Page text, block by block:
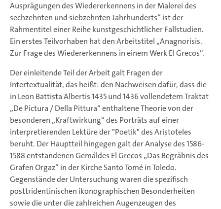
Ausprägungen des Wiedererkennens in der Malerei des
sechzehnten und siebzehnten Jahrhunderts“ ist der
Rahmentitel einer Reihe kunstgeschichtlicher Fallstudien.
Ein erstes Teilvorhaben hat den Arbeitstitel „Anagnorisis.
Zur Frage des Wiedererkennens in einem Werk El Grecos“.
Der einleitende Teil der Arbeit galt Fragen der
Intertextualität, das heißt: den Nachweisen dafür, dass die
in Leon Battista Albertis 1435 und 1436 vollendetem Traktat
„De Pictura / Della Pittura“ enthaltene Theorie von der
besonderen „Kraftwirkung“ des Porträts auf einer
interpretierenden Lektüre der "Poetik" des Aristoteles
beruht. Der Hauptteil hingegen galt der Analyse des 1586-
1588 entstandenen Gemäldes El Grecos „Das Begräbnis des
Grafen Orgaz“ in der Kirche Santo Tomé in Toledo.
Gegenstände der Untersuchung waren die spezifisch
posttridentinischen ikonographischen Besonderheiten
sowie die unter die zahlreichen Augenzeugen des